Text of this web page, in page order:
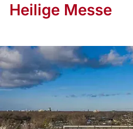
Heilige Messe